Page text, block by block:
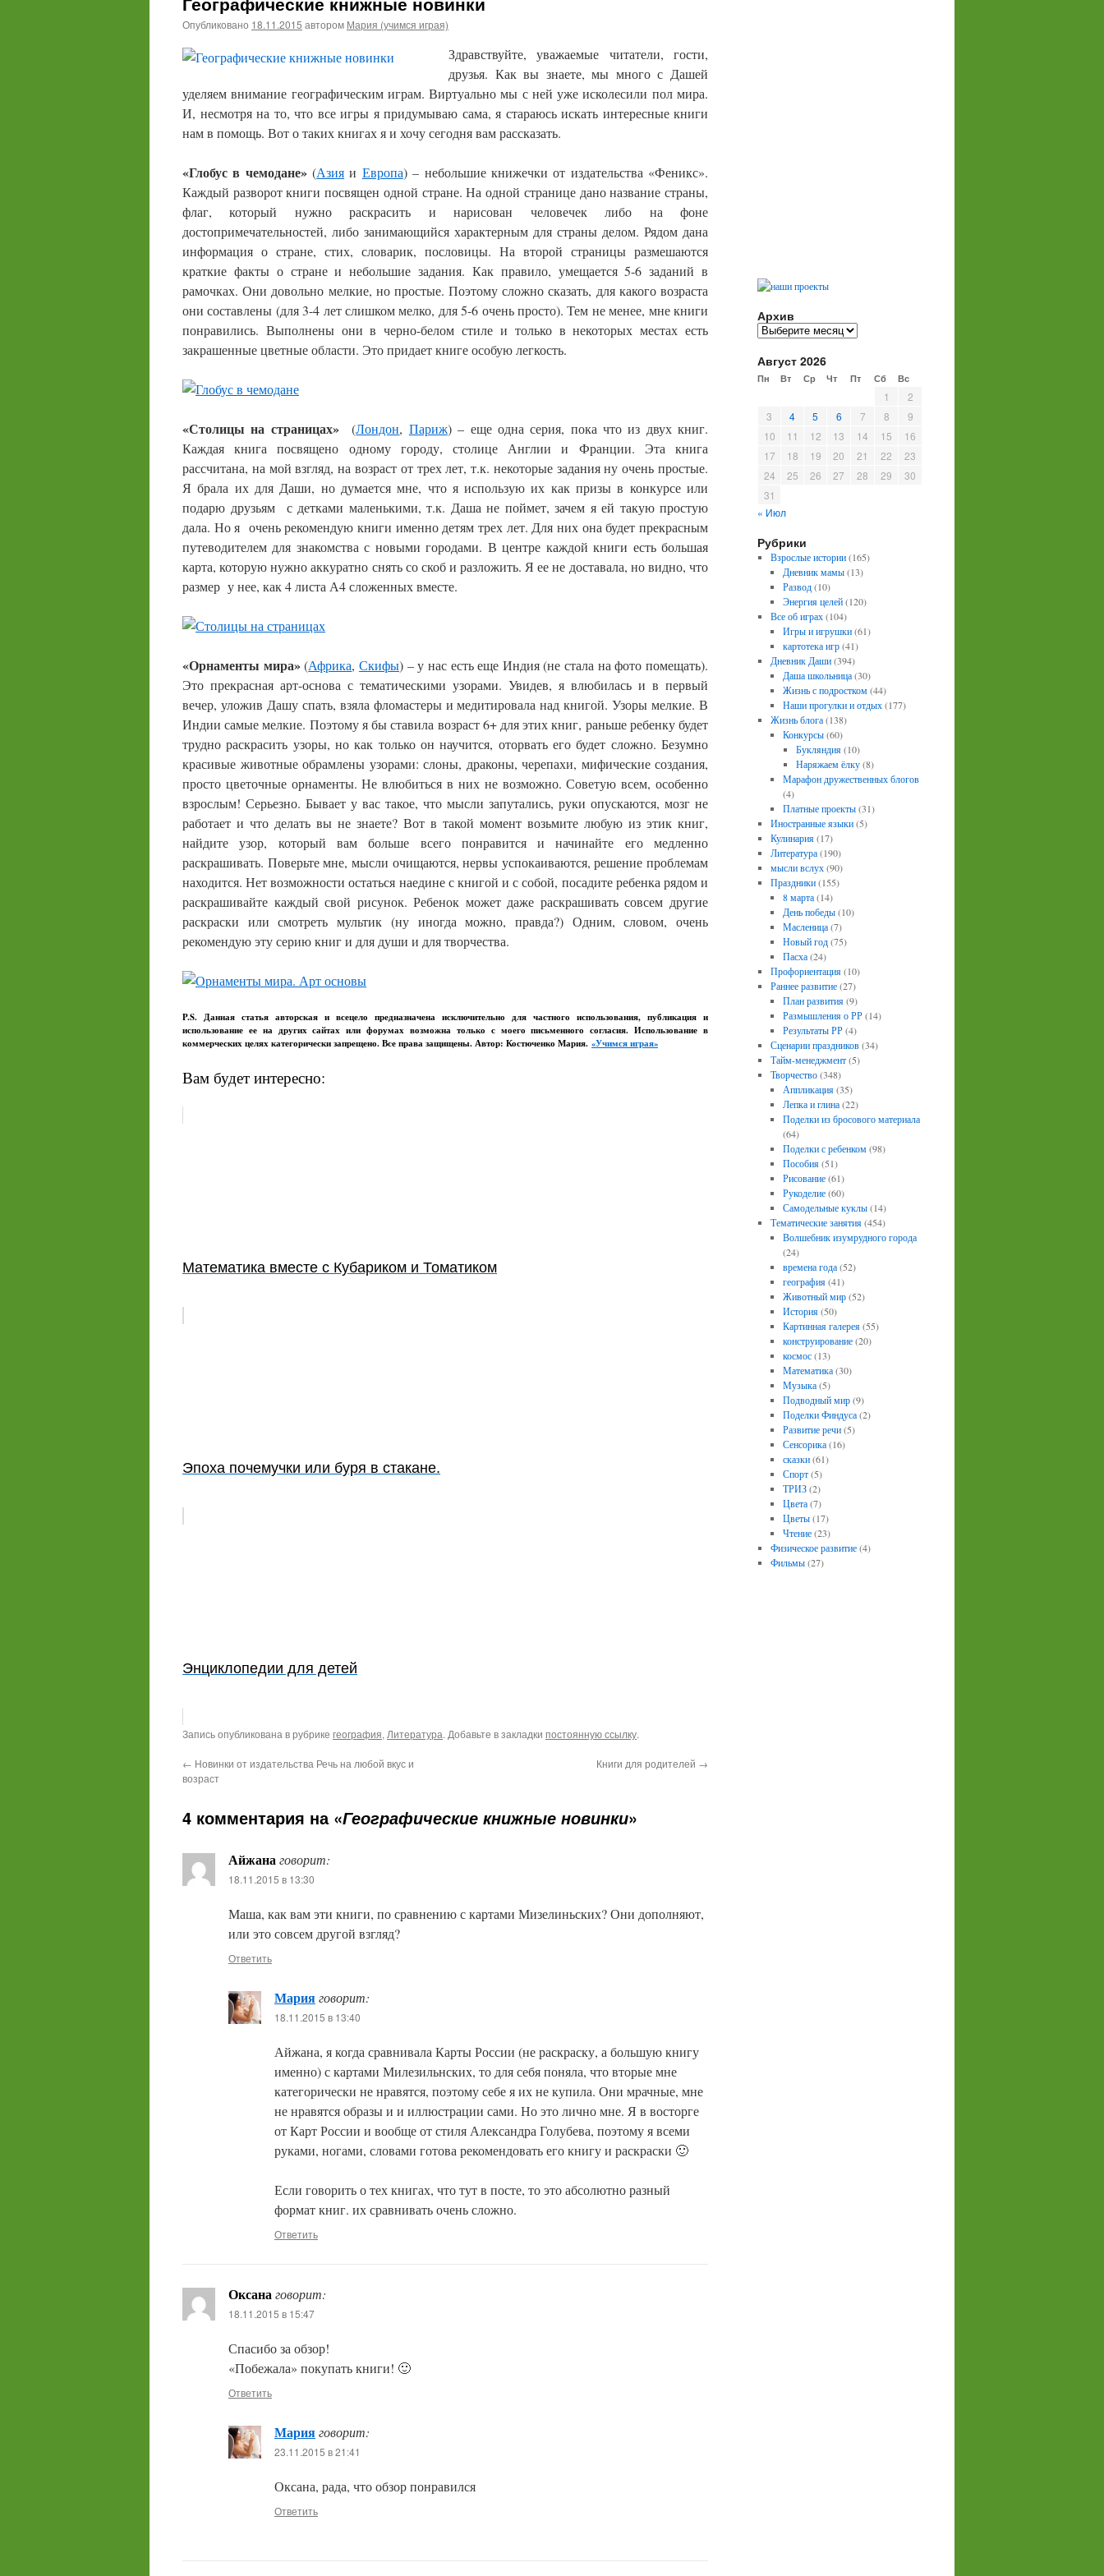
Опубликовано 18.11.2015 автором Мария (учимся играя)
Здравствуйте, уважаемые читатели, гости,
друзья. Как вы знаете, мы много с Дашей
уделяем внимание географическим играм. Виртуально мы с ней уже исколесили пол мира.
И, несмотря на то, что все игры я придумываю сама, я стараюсь искать интересные книги
нам в помощь. Вот о таких книгах я и хочу сегодня вам рассказать.
«Глобус в чемодане»(Азия и Европа) – небольшие книжечки от издательства «Феникс».
Каждый разворот книги посвящен одной стране. На одной странице дано название страны,
флаг, который нужно раскрасить и нарисован человечек либо на фоне
достопримечательностей, либо занимающийся характерным для страны делом. Рядом дана
информация о стране, стих, словарик, пословицы. На второй страницы размешаются
краткие факты о стране и небольшие задания. Как правило, умещается 5-6 заданий в
рамочках. Они довольно мелкие, но простые. Поэтому сложно сказать, для какого возраста
они составлены (для 3-4 лет слишком мелко, для 5-6 очень просто). Тем не менее, мне книги
понравились. Выполнены они в черно-белом стиле и только в некоторых местах есть
закрашенные цветные области. Это придает книге особую легкость.
«Столицы на страницах»(Лондон, Париж) – еще одна серия, пока что из двух книг.
Каждая книга посвящено одному городу, столице Англии и Франции. Эта книга
рассчитана, на мой взгляд, на возраст от трех лет, т.к. некоторые задания ну очень простые.
Я брала их для Даши, но думается мне, что я использую их как призы в конкурсе или
подарю друзьям с детками маленькими, т.к. Даша не поймет, зачем я ей такую простую
дала. Но я очень рекомендую книги именно детям трех лет. Для них она будет прекрасным
путеводителем для знакомства с новыми городами. В центре каждой книги есть большая
карта, которую нужно аккуратно снять со скоб и разложить. Я ее не доставала, но видно, что
размер у нее, как 4 листа А4 сложенных вместе.
«Орнаменты мира»(Африка, Скифы) – у нас есть еще Индия (не стала на фото помещать).
Это прекрасная арт-основа с тематическими узорами. Увидев, я влюбилась и в первый
вечер, уложив Дашу спать, взяла фломастеры и медитировала над книгой. Узоры мелкие. В
Индии самые мелкие. Поэтому я бы ставила возраст 6+ для этих книг, раньше ребенку будет
трудно раскрасить узоры, но как только он научится, оторвать его будет сложно. Безумно
красивые животные обрамлены узорами: слоны, драконы, черепахи, мифические создания,
просто цветочные орнаменты. Не влюбиться в них не возможно. Советую всем, особенно
взрослым! Серьезно. Бывает у вас такое, что мысли запутались, руки опускаются, мозг не
работает и что делать вы не знаете? Вот в такой момент возьмите любую из этик книг,
найдите узор, который вам больше всего понравится и начинайте его медленно
раскрашивать. Поверьте мне, мысли очищаются, нервы успокаиваются, решение проблемам
находится. Нет возможности остаться наедине с книгой и с собой, посадите ребенка рядом и
раскрашивайте каждый свой рисунок. Ребенок может даже раскрашивать совсем другие
раскраски или смотреть мультик (ну иногда можно, правда?) Одним, словом, очень
рекомендую эту серию книг и для души и для творчества.
P.S. Данная статья авторская и всецело предназначена исключительно для частного использования, публикация и
использование ее на других сайтах или форумах возможна только с моего письменного согласия. Использование в
коммерческих целях категорически запрещено. Все права защищены. Автор: Костюченко Мария. «Учимся играя»
Вам будет интересно:
Математика вместе с Кубариком и Томатиком
Эпоха почемучки или буря в стакане.
Энциклопедии для детей
Запись опубликована в рубрике география, Литература. Добавьте в закладки постоянную ссылку.
← Новинки от издательства Речь на любой вкус и
возраст
Книги для родителей →
4 комментария на «Географические книжные новинки»
Айжанаговорит:
18.11.2015 в 13:30
Маша, как вам эти книги, по сравнению с картами Мизелиньских? Они дополняют,
или это совсем другой взгляд?
Ответить
Марияговорит:
18.11.2015 в 13:40
Айжана, я когда сравнивала Карты России (не раскраску, а большую книгу
именно) с картами Милезильнских, то для себя поняла, что вторые мне
категорически не нравятся, поэтому себе я их не купила. Они мрачные, мне
не нравятся образы и и иллюстрации сами. Но это лично мне. Я в восторге
от Карт России и вообще от стиля Александра Голубева, поэтому я всеми
руками, ногами, словами готова рекомендовать его книгу и раскраски 🙂
Если говорить о тех книгах, что тут в посте, то это абсолютно разный
формат книг. их сравнивать очень сложно.
Ответить
Оксанаговорит:
18.11.2015 в 15:47
Спасибо за обзор!
«Побежала» покупать книги! 🙂
Ответить
Марияговорит:
23.11.2015 в 21:41
Оксана, рада, что обзор понравился
Ответить
Архив
Архив
Август 2026
Пн Вт Ср Чт Пт Сб Вс
1
2
3
4 5 6 7 8
9
10
11 12 13 14 15
16
17
18 19 20 21 22
23
24
25 26 27 28 29
30
31
« Июл
Рубрики
Взрослые истории(165)
Дневник мамы(13)
Развод(10)
Энергия целей(120)
Все об играх(104)
Игры и игрушки(61)
картотека игр(41)
Дневник Даши(394)
Даша школьница(30)
Жизнь с подростком(44)
Наши прогулки и отдых(177)
Жизнь блога(138)
Конкурсы(60)
Букляндия(10)
Наряжаем ёлку(8)
Марафон дружественных блогов
(4)
Платные проекты(31)
Иностранные языки(5)
Кулинария(17)
Литература(190)
мысли вслух(90)
Праздники(155)
8 марта(14)
День победы(10)
Масленица(7)
Новый год(75)
Пасха(24)
Профориентация(10)
Раннее развитие(27)
План развития(9)
Размышления о РР(14)
Результаты РР(4)
Сценарии праздников(34)
Тайм-менеджмент(5)
Творчество(348)
Аппликация(35)
Лепка и глина(22)
Поделки из бросового материала
(64)
Поделки с ребенком(98)
Пособия(51)
Рисование(61)
Рукоделие(60)
Самодельные куклы(14)
Тематические занятия(454)
Волшебник изумрудного города
(24)
времена года(52)
география(41)
Животный мир(52)
История(50)
Картинная галерея(55)
конструирование(20)
космос(13)
Математика(30)
Музыка(5)
Подводный мир(9)
Поделки Финдуса(2)
Развитие речи(5)
Сенсорика(16)
сказки(61)
Спорт(5)
ТРИЗ(2)
Цвета(7)
Цветы(17)
Чтение(23)
Физическое развитие(4)
Фильмы(27)